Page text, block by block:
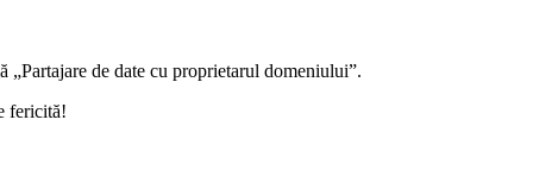
de date cu proprietarul domeniului”.
fericită!